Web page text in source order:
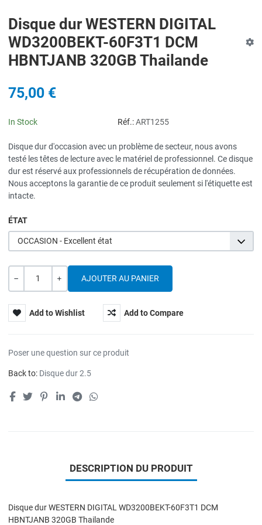
Disque dur WESTERN DIGITAL
WD3200BEKT-60F3T1 DCM
HBNTJANB 320GB Thailande
75,00 €
In Stock Réf.: ART1255
Disque dur d'occasion avec un problème de secteur, nous avons
testé les têtes de lecture avec le matériel de professionnel. Ce disque
dur est réservé aux professionnels de récupération de données.
Nous acceptons la garantie de ce produit seulement si l'étiquette est
intacte.
ÉTAT
OCCASION - Excellent état
Quantité
Add to Wishlist Add to Compare
Poser une question sur ce produit
Back to: Disque dur 2.5
DESCRIPTION DU PRODUIT
Disque dur WESTERN DIGITAL WD3200BEKT-60F3T1 DCM
HBNTJANB 320GB Thailande